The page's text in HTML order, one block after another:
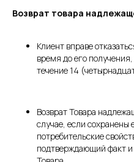
Возврат товара
Клиент вправе
время до его
течение 14
Возврат Товара
случае, если сохранены
потребительские
подтверждающий факт и